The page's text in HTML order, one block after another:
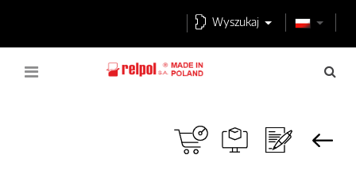
Wyszukaj